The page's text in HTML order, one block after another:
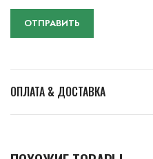
ОПЛАТА & ДОСТАВКА